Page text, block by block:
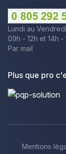
Lundi au
09h - 12h et 14h -
Par mail
Plus que pro
Mentions